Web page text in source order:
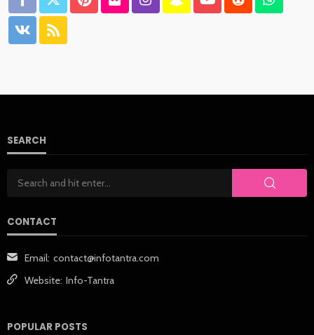
SEARCH
CONTACT
Email: contact@infotantra.com
Website: Info-Tantra
POPULAR POSTS